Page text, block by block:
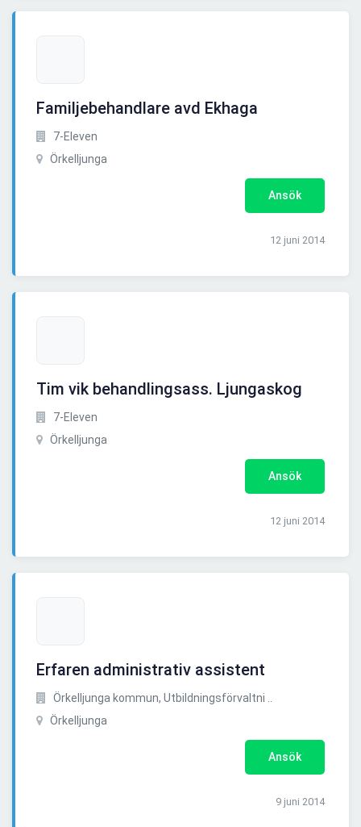
Familjebehandlare avd Ekhaga
7-Eleven
Örkelljunga
Ansök
12 juni 2014
Tim vik behandlingsass. Ljungaskog
7-Eleven
Örkelljunga
Ansök
12 juni 2014
Erfaren administrativ assistent
Örkelljunga kommun, Utbildningsförvaltni ..
Örkelljunga
Ansök
9 juni 2014